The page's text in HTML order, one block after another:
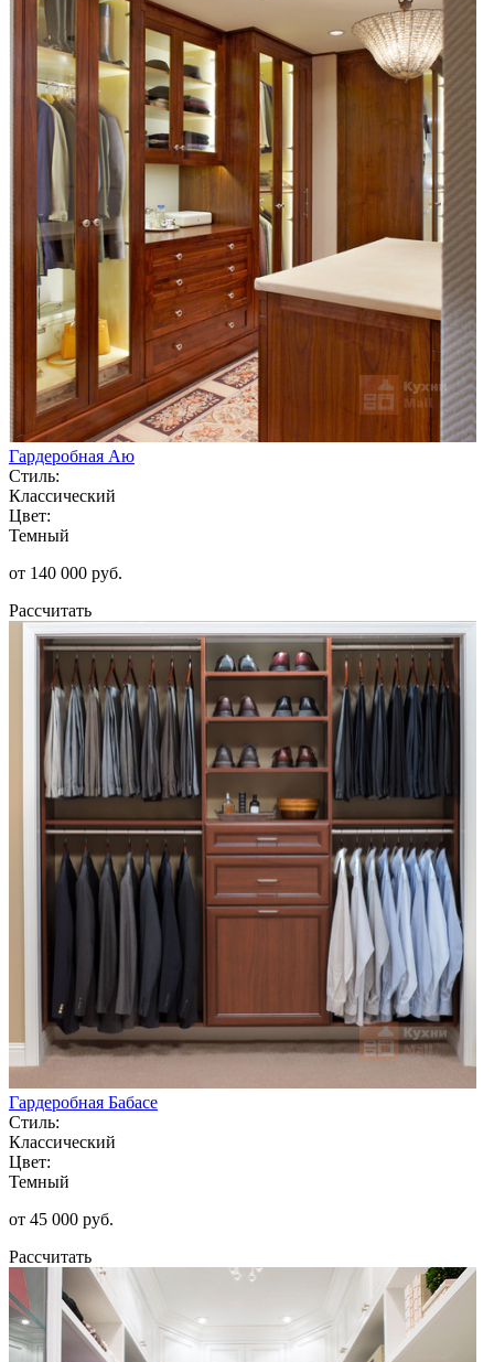
Гардеробная Аю
Стиль:
Классический
Цвет:
Темный
от 140 000 руб.
Рассчитать
Гардеробная Бабасе
Стиль:
Классический
Цвет:
Темный
от 45 000 руб.
Рассчитать